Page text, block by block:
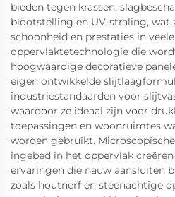
bieden tegen krassen,
blootstelling en UV-straling,
schoonheid en prestaties in
oppervlaktetechnologie die
hoogwaardige decoratieve
eigen ontwikkelde
industriestandaarden voor
waardoor ze ideaal zijn voor
toepassingen en woonruimtes
worden gebruikt.
ingebed in het oppervlak
ervaringen die nauw aansluiten
zoals houtnerf en steenachtige